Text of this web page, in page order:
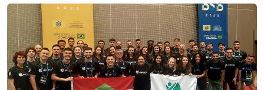
CPA
Biblioteca
Editora